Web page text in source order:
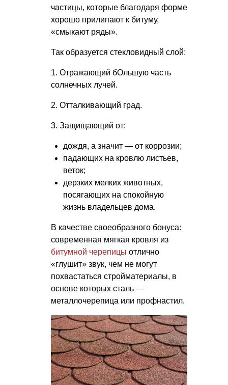
частицы, которые благодаря форме
хорошо прилипают к битуму,
«смыкают ряды».
Так образуется стекловидный слой:
1. Отражающий бОльшую часть
солнечных лучей.
2. Отталкивающий град.
3. Защищающий от:
дождя, а значит — от коррозии;
падающих на кровлю листьев,
веток;
дерзких мелких животных,
посягающих на спокойную
жизнь владельцев дома.
В качестве своеобразного бонуса:
современная мягкая кровля из
битумной черепицы отлично
«глушит» звук, чем не могут
похвастаться стройматериалы, в
основе которых сталь —
металлочерепица или профнастил.